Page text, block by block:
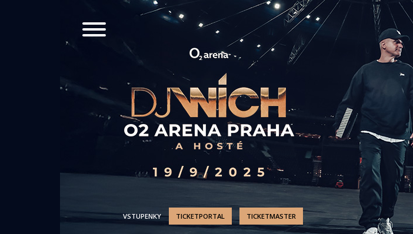
VSTUPENKY TICKETPORTAL TICKETMASTER